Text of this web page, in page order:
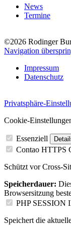
News
Termine
©2026 Rodinger
Navigation
Impressum
Datenschutz
Privatsphäre-
Cookie-
Essenziell
Contao HTTPS
Schützt vor Cross-
Speicherdauer:
Browsersitzung
PHP SESSION
Speichert die